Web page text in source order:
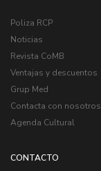
Poliza RCP
Noticias
Revista CoMB
Ventajas y descuentos
Grup Med
Contacta con nosotros
Agenda Cultural
CONTACTO